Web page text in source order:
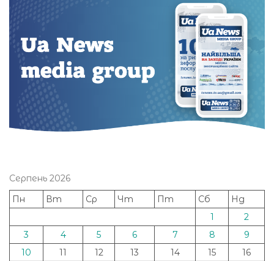
Серпень 2026
Пн
Вт Ср Чт Пт Сб
Нд
1
2
3
4 5 6 7 8
9
10
11 12 13 14 15
16